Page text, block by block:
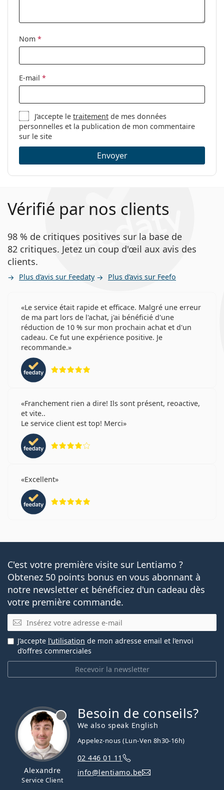
Autres
Sexe:
Marque:
Nom *
E-mail *
J’accepte letraitement de mes données
personnelles et la publication de mon commentaire
sur le site
Envoyer
Vérifié par nos clients
98 % de critiques positives sur la base de
82 critiques. Jetez un coup d'œil aux avis des
clients.
Plus d’avis sur Feedaty Plus d’avis sur Feefo
Le service était rapide et efficace. Malgré une erreur
de ma part lors de l'achat, j'ai bénéficié d'une
réduction de 10 % sur mon prochain achat et d'un
cadeau. Ce fut une expérience positive. Je
recommande.
Franchement rien a dire! Ils sont présent, reoactive,
et vite..
Le service client est top! Merci
Excellent
C'est votre première visite sur Lentiamo ?
Obtenez 50 points bonus en vous abonnant à
notre newsletter et bénéficiez d'un cadeau dès
votre première commande.
E-mail
Recevoir la newsletter
J’accepte l’utilisation de mon adresse email et l’envoi
d’offres commerciales
Alexandre
Service Client
Besoin de conseils?
We also speak English
Appelez-nous (Lun-Ven 8h30-16h)
02 446 01 11
info@lentiamo.be